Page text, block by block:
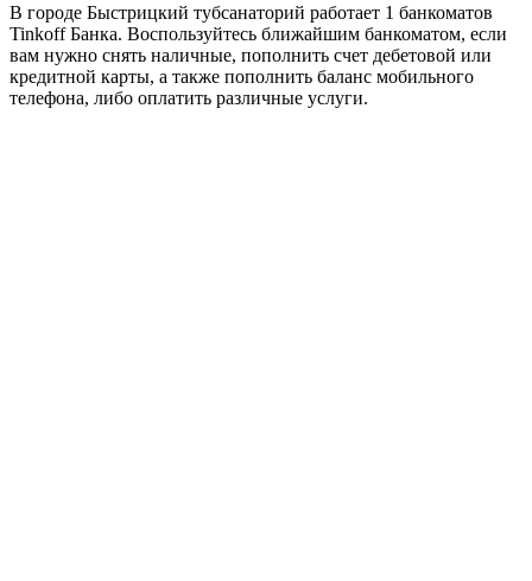
В городе Быстрицкий тубсанаторий работает 1 банкоматов
Tinkoff Банка. Воспользуйтесь ближайшим банкоматом, если
вам нужно снять наличные, пополнить счет дебетовой или
кредитной карты, а также пополнить баланс мобильного
телефона, либо оплатить различные услуги.